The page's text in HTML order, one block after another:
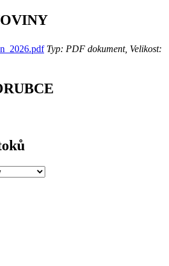
Typ: PDF dokument, Velikost: